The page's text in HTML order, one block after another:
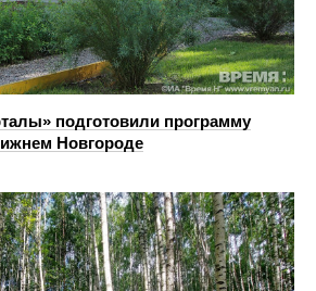
подготовили программу
Новгороде